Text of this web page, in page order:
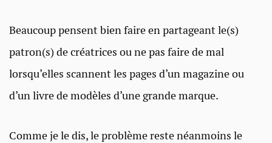
Beaucoup pensent bien faire en partageant le(s)
patron(s) de créatrices ou ne pas faire de mal
lorsqu’elles scannent les pages d’un magazine ou
d’un livre de modèles d’une grande marque.
Comme je le dis, le problème reste néanmoins le